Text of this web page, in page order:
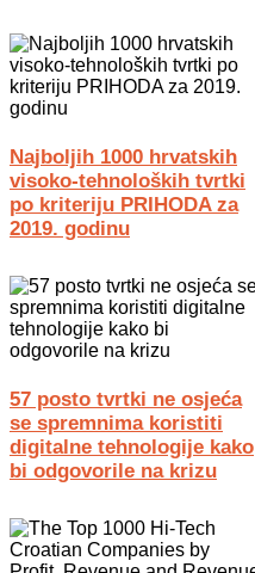
Najboljih 1000 hrvatskih
visoko-tehnoloških tvrtki
po kriteriju PRIHODA za
2019. godinu
57 posto tvrtki ne osjeća
se spremnima koristiti
digitalne tehnologije kako
bi odgovorile na krizu